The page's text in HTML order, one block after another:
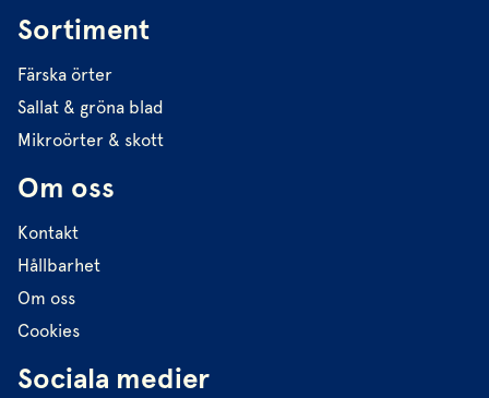
Sortiment
Färska örter
Sallat & gröna blad
Mikroörter & skott
Om oss
Kontakt
Hållbarhet
Om oss
Cookies
Sociala medier